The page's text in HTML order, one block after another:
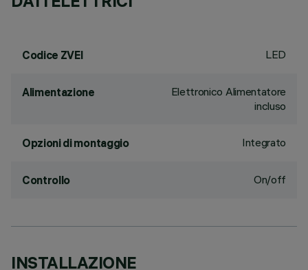
Codice ZVEI LED
Alimentazione
Elettronico Alimentatore
incluso
Opzioni di montaggio Integrato
Controllo On/off
INSTALLAZIONE